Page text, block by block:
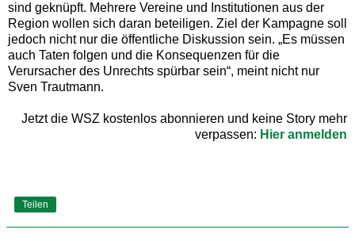
sind geknüpft. Mehrere Vereine und Institutionen aus der
Region wollen sich daran beteiligen. Ziel der Kampagne soll
jedoch nicht nur die öffentliche Diskussion sein. „Es müssen
auch Taten folgen und die Konsequenzen für die
Verursacher des Unrechts spürbar sein“, meint nicht nur
Sven Trautmann.
Jetzt die WSZ kostenlos abonnieren und keine Story mehr
verpassen: Hier anmelden
Teilen